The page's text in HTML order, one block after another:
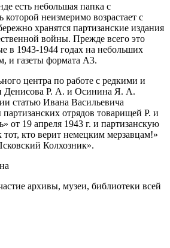
есть небольшая папка с
которой неизмеримо возрастает с
хранятся партизанские издания
войны. Прежде всего это
в 1943-1944 годах на небольших
и газеты формата А3.
центра по работе с редкими и
Денисова Р. А. и Осинина Я. А.
статью Ивана Васильевича
отрядов товарищей Р. и
от 19 апреля 1943 г. и партизанскую
кто верит немецким мерзавцам!»
Колхозник».
архивы, музеи, библиотеки всей